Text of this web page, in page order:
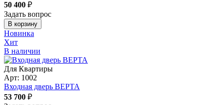
50 400 ₽
Задать вопрос
В корзину
Новинка
Хит
В наличии
Для Квартиры
Арт: 1002
Входная дверь ВЕРТА
53 700 ₽